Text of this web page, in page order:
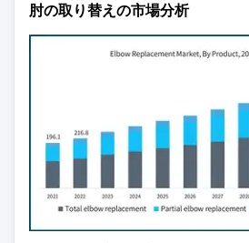
肘の取り替えの市場分析